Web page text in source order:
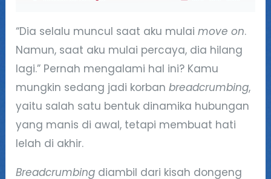
“Dia selalu muncul saat aku mulaimove on.
Namun, saat aku mulai percaya, dia hilang
lagi.” Pernah mengalami hal ini? Kamu
mungkin sedang jadi korbanbreadcrumbing,
yaitu salah satu bentuk dinamika hubungan
yang manis di awal, tetapi membuat hati
lelah di akhir.
Breadcrumbing diambil dari kisah dongeng